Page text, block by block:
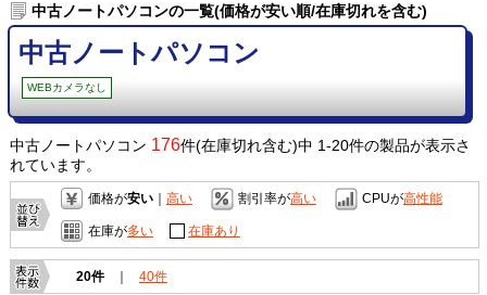
中古ノートパソコンの一覧(価格が安い順/在庫切れを含む)
中古ノートパソコン
WEBカメラなし
中古ノートパソコン 176件(在庫切れ含む)中 1-20件の製品が表示さ
れています。
価格が安い｜ 高い 割引率が高い CPUが高性能
在庫が多い 在庫あり
20件 ｜ 40件